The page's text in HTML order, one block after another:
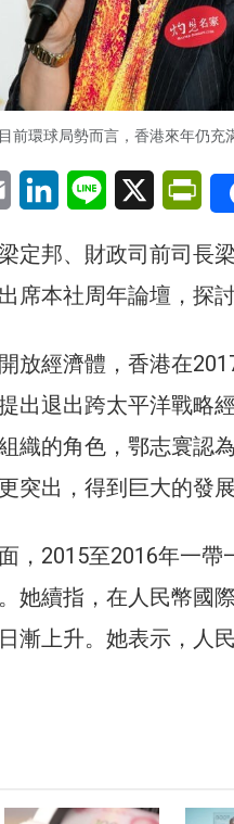
前環球局勢而言，香港來年仍充
Email LinkedInLine X
定邦、財政司前司長
席本社周年論壇，探
放經濟體，香港在
出退出跨太平洋戰略
織的角色，鄂志寰認
突出，得到巨大的發展
，2015至2016年一帶
她續指，在人民幣國
漸上升。她表示，人